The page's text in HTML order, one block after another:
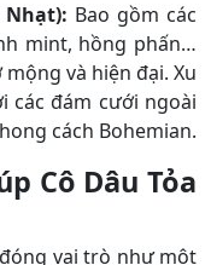
Nhạt): Bao gồm các
mint, hồng phấn…
và hiện đại. Xu
các đám cưới ngoài
cách Bohemian.
Cô Dâu Tỏa
đóng vai trò như một